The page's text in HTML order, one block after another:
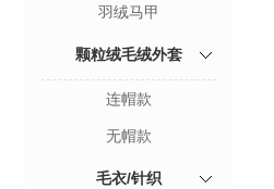
羽绒马甲
颗粒绒毛绒外套
连帽款
无帽款
毛衣/针织